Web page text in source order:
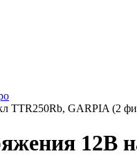
TTR250Rb, GARPIA (2